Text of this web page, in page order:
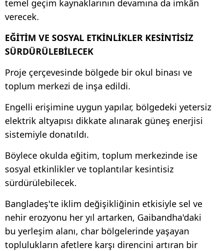
temel geçim kaynaklarının devamına da imkân
verecek.
EĞİTİM VE SOSYAL ETKİNLİKLER KESİNTİSİZ
SÜRDÜRÜLEBİLECEK
Proje çerçevesinde bölgede bir okul binası ve
toplum merkezi de inşa edildi.
Engelli erişimine uygun yapılar, bölgedeki yetersiz
elektrik altyapısı dikkate alınarak güneş enerjisi
sistemiyle donatıldı.
Böylece okulda eğitim, toplum merkezinde ise
sosyal etkinlikler ve toplantılar kesintisiz
sürdürülebilecek.
Bangladeş'te iklim değişikliğinin etkisiyle sel ve
nehir erozyonu her yıl artarken, Gaibandha'daki
bu yerleşim alanı, char bölgelerinde yaşayan
toplulukların afetlere karşı direncini artıran bir